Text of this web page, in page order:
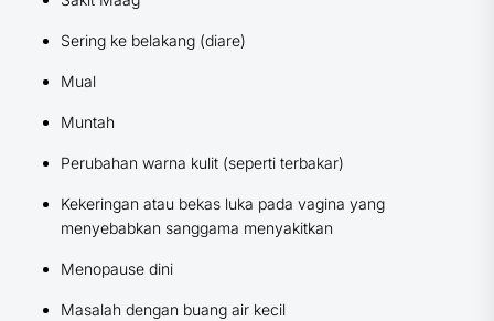
Sering ke belakang (diare)
Mual
Muntah
Perubahan warna kulit (seperti terbakar)
Kekeringan atau bekas luka pada vagina yang
menyebabkan sanggama menyakitkan
Menopause dini
Masalah dengan buang air kecil